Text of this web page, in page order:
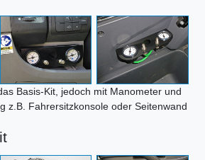
Basis-Kit, jedoch mit Manometer und
z.B. Fahrersitzkonsole oder Seitenwand